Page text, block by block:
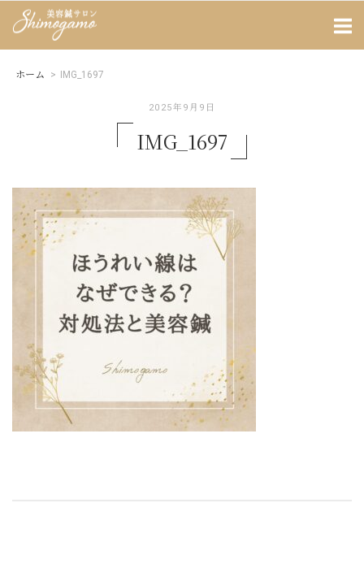
content
Home
ホーム > IMG_1697
2025年9月9日
IMG_1697